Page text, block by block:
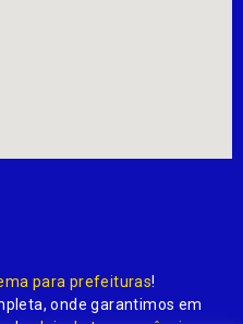
para prefeituras!
onde garantimos em